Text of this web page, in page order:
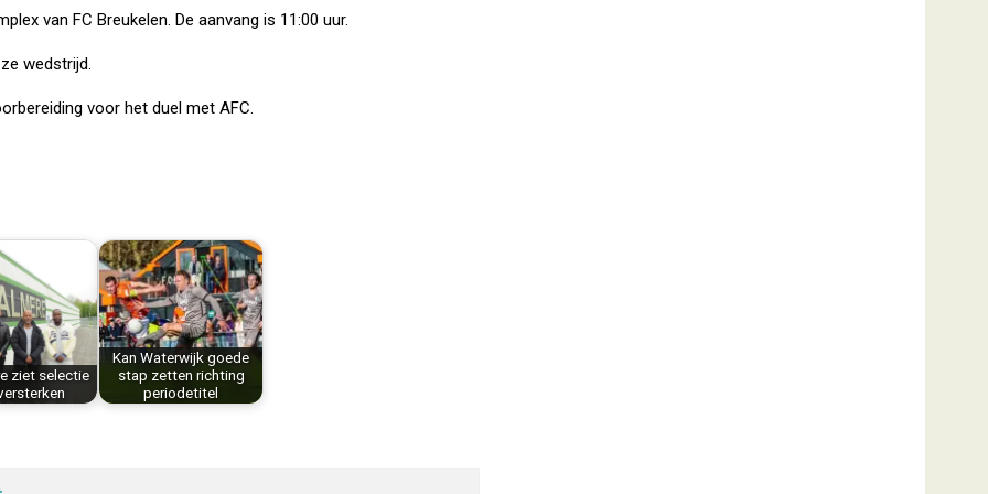
van FC Breukelen. De aanvang is 11:00 uur.
wedstrijd.
voor het duel met AFC.
ziet selectie
Kan Waterwijk goede
stap zetten richting
periodetitel